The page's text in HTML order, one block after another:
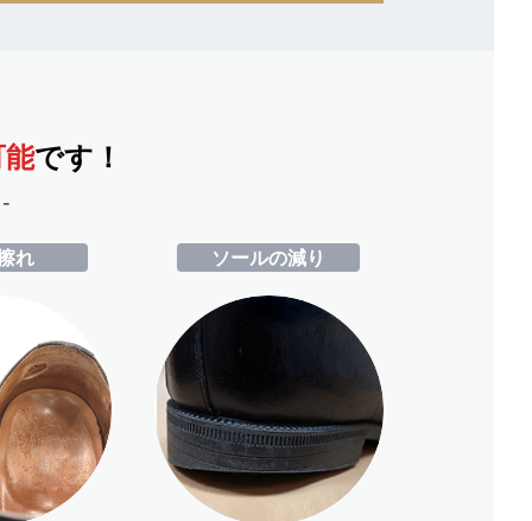
です！
-
れ ソールの減り